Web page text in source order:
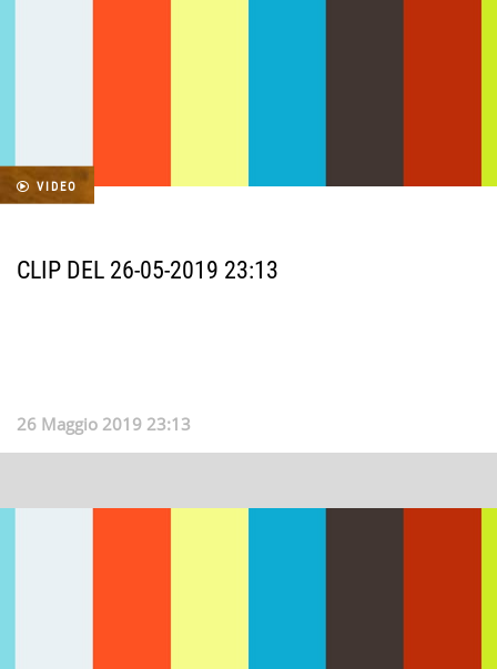
VIDEO
CLIP DEL 26-05-2019 23:13
26 Maggio 2019 23:13